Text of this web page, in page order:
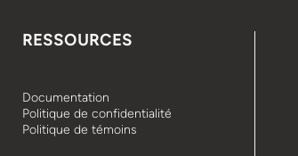
RESSOURCES
Documentation
Politique de confidentialité
Politique de témoins